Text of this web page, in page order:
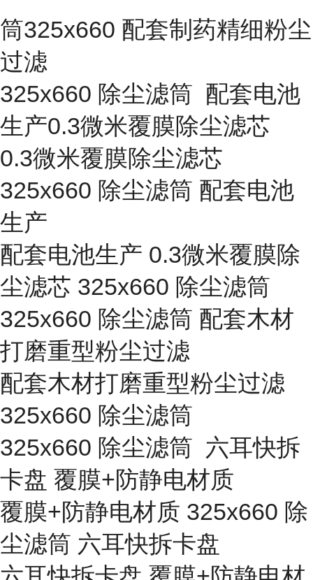
筒325x660 配套制药精细粉尘
过滤
325x660 除尘滤筒 配套电池
生产0.3微米覆膜除尘滤芯
0.3微米覆膜除尘滤芯
325x660 除尘滤筒 配套电池
生产
配套电池生产 0.3微米覆膜除
尘滤芯 325x660 除尘滤筒
325x660 除尘滤筒 配套木材
打磨重型粉尘过滤
配套木材打磨重型粉尘过滤
325x660 除尘滤筒
325x660 除尘滤筒 六耳快拆
卡盘 覆膜+防静电材质
覆膜+防静电材质 325x660 除
尘滤筒 六耳快拆卡盘